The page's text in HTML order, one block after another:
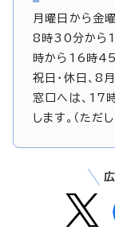
月曜日から金
8時30分から
時から16時45
祝日・休日、
窓口へは、17
します。（た